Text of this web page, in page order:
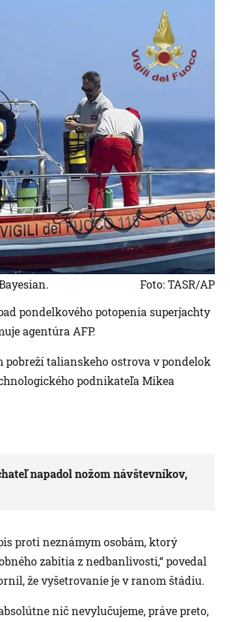
Foto: TASR/AP
pondelkového potopenia superjachty
agentúra AFP.
talianskeho ostrova v pondelok
podnikateľa Mikea
napadol nožom návštevníkov,
proti neznámym osobám, ktorý
zabitia z nedbanlivosti,“ povedal
že vyšetrovanie je v ranom štádiu.
nič nevylučujeme, práve preto,